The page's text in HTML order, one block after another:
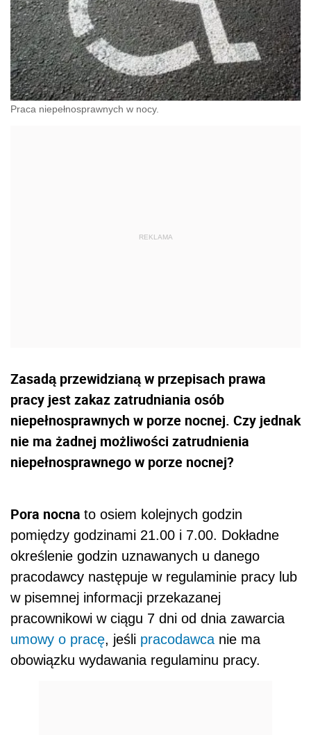
Praca niepełnosprawnych w nocy.
Zasadą przewidzianą w przepisach prawa
pracy jest zakaz zatrudniania osób
niepełnosprawnych w porze nocnej. Czy jednak
nie ma żadnej możliwości zatrudnienia
niepełnosprawnego w porze nocnej?
Pora nocna to osiem kolejnych godzin
pomiędzy godzinami 21.00 i 7.00. Dokładne
określenie godzin uznawanych u danego
pracodawcy następuje w regulaminie pracy lub
w pisemnej informacji przekazanej
pracownikowi w ciągu 7 dni od dnia zawarcia
umowy o pracę, jeśli pracodawca nie ma
obowiązku wydawania regulaminu pracy.